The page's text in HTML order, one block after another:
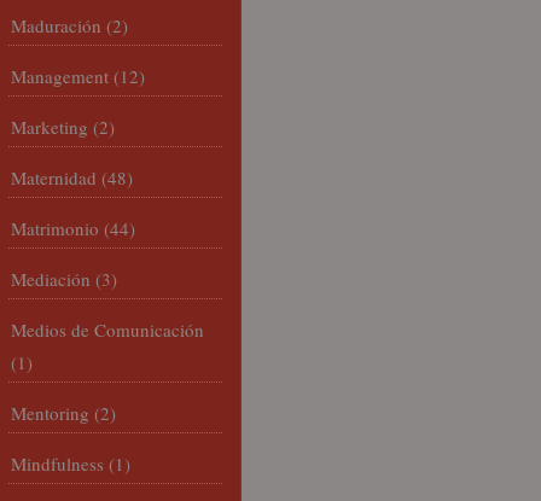
Maduración (2)
Management (12)
Marketing (2)
Maternidad (48)
Matrimonio (44)
Mediación (3)
Medios de Comunicación
(1)
Mentoring (2)
Mindfulness (1)